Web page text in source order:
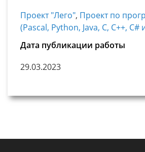
Проект "Лего", Проект по
(Pascal, Python, Java, С, С++, C#
Дата публикации работы
29.03.2023